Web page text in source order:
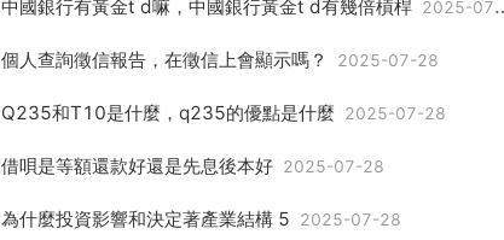
中國銀行有黃金t d嘛，中國銀行黃金t d有幾倍槓桿 2025-07-28
個人查詢徵信報告，在徵信上會顯示嗎？ 2025-07-28
Q235和T10是什麼，q235的優點是什麼 2025-07-28
借唄是等額還款好還是先息後本好 2025-07-28
為什麼投資影響和決定著產業結構 5 2025-07-28